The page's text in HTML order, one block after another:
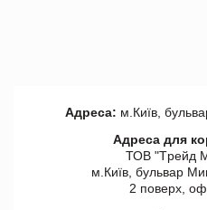
Адреса: м.Київ,
Адреса для
ТОВ "Tрейд
м.Київ, бульвар
2 поверх,